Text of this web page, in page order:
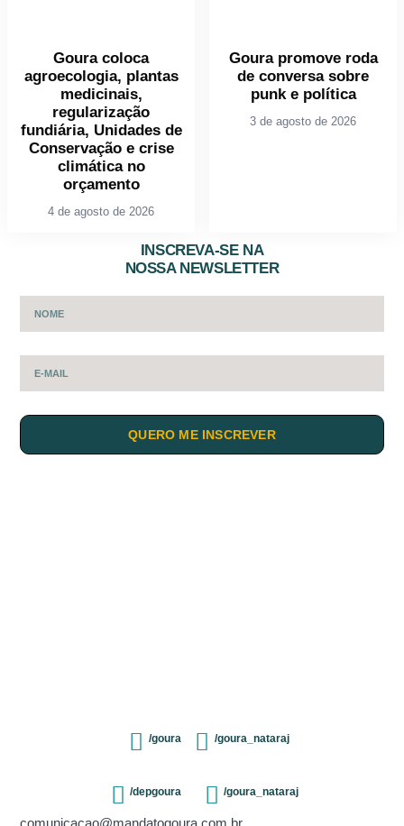
Goura coloca
agroecologia, plantas
medicinais,
regularização
fundiária, Unidades de
Conservação e crise
climática no
orçamento
4 de agosto de 2026
Goura promove roda
de conversa sobre
punk e política
3 de agosto de 2026
INSCREVA-SE NA
NOSSA NEWSLETTER
QUERO ME INSCREVER
/goura /goura_nataraj
/depgoura /goura_nataraj